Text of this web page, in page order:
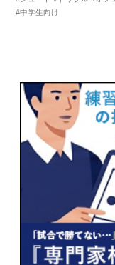
#中学生向け